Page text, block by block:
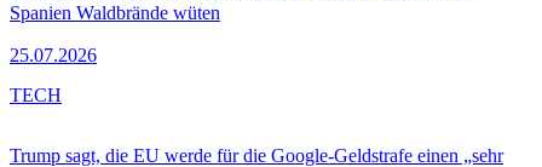
Spanien Waldbrände wüten
25.07.2026
Trump sagt, die EU werde für die Google-Geldstrafe einen „sehr
TECH